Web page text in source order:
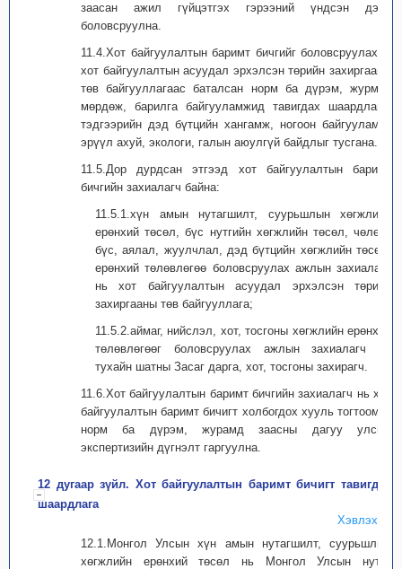
заасан ажил гүйцэтгэх гэрээний үндсэн дээр
боловсруулна.
11.4.Хот байгуулалтын баримт бичгийг боловсруулахад
хот байгуулалтын асуудал эрхэлсэн төрийн захиргааны
төв байгууллагаас баталсан норм ба дүрэм, журмыг
мөрдөж, барилга байгууламжид тавигдах шаардлага,
тэдгээрийн дэд бүтцийн хангамж, ногоон байгууламж,
эрүүл ахуй, экологи, галын аюулгүй байдлыг тусгана.
11.5.Дор дурдсан этгээд хот байгуулалтын баримт
бичгийн захиалагч байна:
11.5.1.хүн амын нутагшилт, суурьшлын хөгжлийн
ерөнхий төсөл, бүс нутгийн хөгжлийн төсөл, чөлөөт
бүс, аялал, жуулчлал, дэд бүтцийн хөгжлийн төсөл,
ерөнхий төлөвлөгөө боловсруулах ажлын захиалагч
нь хот байгуулалтын асуудал эрхэлсэн төрийн
захиргааны төв байгууллага;
11.5.2.аймаг, нийслэл, хот, тосгоны хөгжлийн ерөнхий
төлөвлөгөөг боловсруулах ажлын захиалагч нь
тухайн шатны Засаг дарга, хот, тосгоны захирагч.
11.6.Хот байгуулалтын баримт бичгийн захиалагч нь хот
байгуулалтын баримт бичигт холбогдох хууль тогтоомж,
норм ба дүрэм, журамд заасны дагуу улсын
экспертизийн дүгнэлт гаргуулна.
12 дугаар зүйл. Хот байгуулалтын баримт бичигт тавигдах
шаардлага
Хэвлэх
12.1.Монгол Улсын хүн амын нутагшилт, суурьшлын
хөгжлийн ерөнхий төсөл нь Монгол Улсын нутаг